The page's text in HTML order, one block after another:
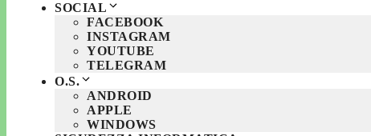
SOCIAL
FACEBOOK
INSTAGRAM
YOUTUBE
TELEGRAM
O.S.
ANDROID
APPLE
WINDOWS